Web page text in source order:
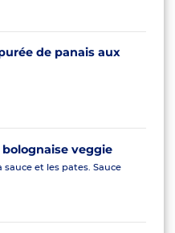
de panais aux
veggie
et les pates. Sauce